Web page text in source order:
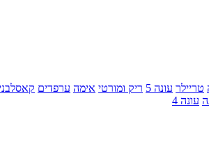
טריילר עונה 5 ריק ומורטי אימה ערפדים
עונה 4